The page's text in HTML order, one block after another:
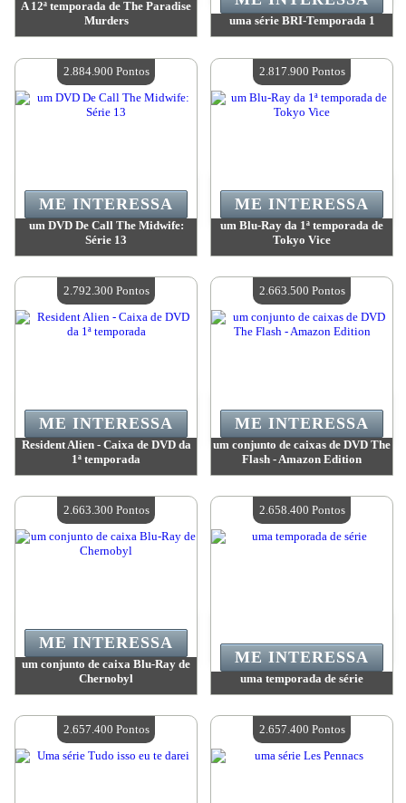
A 12ª temporada de The Paradise
Murders
Quantidade disponível:4
uma série BRI-Temporada 1
Quantidade disponível:4
um DVD De Call The Midwife:
Série 13
Quantidade disponível:4
ME INTERESSA
2.884.900 Pontos
um Blu-Ray da 1ª temporada de
Tokyo Vice
Quantidade disponível:4
ME INTERESSA
2.817.900 Pontos
Resident Alien - Caixa de DVD da
1ª temporada
Quantidade disponível:4
ME INTERESSA
2.792.300 Pontos
um conjunto de caixas de DVD The
Flash - Amazon Edition
Quantidade disponível:4
ME INTERESSA
2.663.500 Pontos
um conjunto de caixa Blu-Ray de
Chernobyl
Quantidade disponível:4
ME INTERESSA
2.663.300 Pontos
uma temporada de série
Quantidade disponível:4
ME INTERESSA
2.658.400 Pontos
2.657.400 Pontos 2.657.400 Pontos